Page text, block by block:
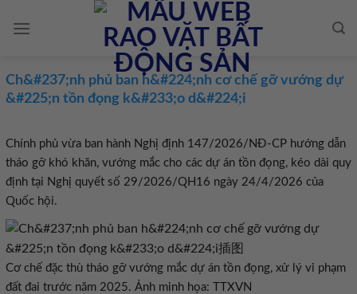
Ch&#237;nh phủ ban h&#224;nh cơ chế gỡ vướng dự
&#225;n tồn đọng k&#233;o d&#224;i
Chính phủ vừa ban hành Nghị định 147/2026/NĐ-CP hướng dẫn
tháo gỡ khó khăn, vướng mắc cho các dự án tồn đọng, kéo dài quy
định tại Nghị quyết số 29/2026/QH16 ngày 24/4/2026 của
Quốc hội.
Cơ chế đặc thù tháo gỡ vướng mắc dự án tồn đọng, xử lý vi phạm
đất đai trước năm 2025. Ảnh minh họa: TTXVN